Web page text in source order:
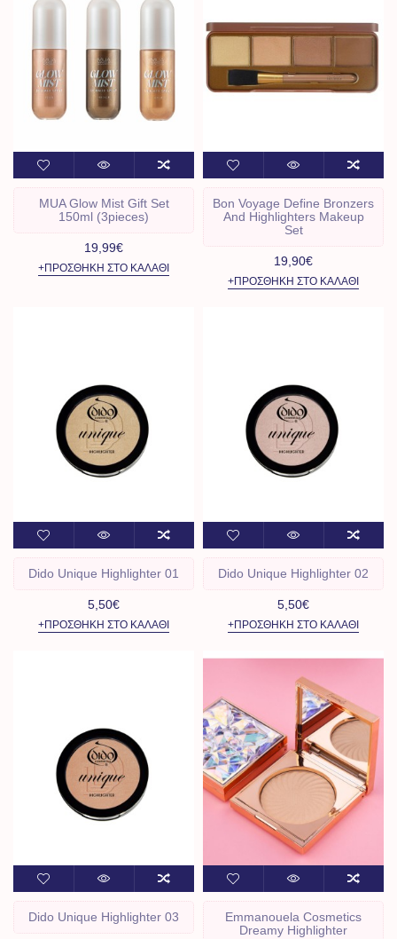
MUA Glow Mist Gift Set
150ml (3pieces)
19,99€
+ΠΡΟΣΘΉΚΗ ΣΤΟ ΚΑΛΆΘΙ
Bon Voyage Define Bronzers
And Highlighters Makeup
Set
19,90€
+ΠΡΟΣΘΉΚΗ ΣΤΟ ΚΑΛΆΘΙ
Dido Unique Highlighter 01
5,50€
+ΠΡΟΣΘΉΚΗ ΣΤΟ ΚΑΛΆΘΙ
Dido Unique Highlighter 02
5,50€
+ΠΡΟΣΘΉΚΗ ΣΤΟ ΚΑΛΆΘΙ
Dido Unique Highlighter 03
Emmanouela Cosmetics
Dreamy Highlighter